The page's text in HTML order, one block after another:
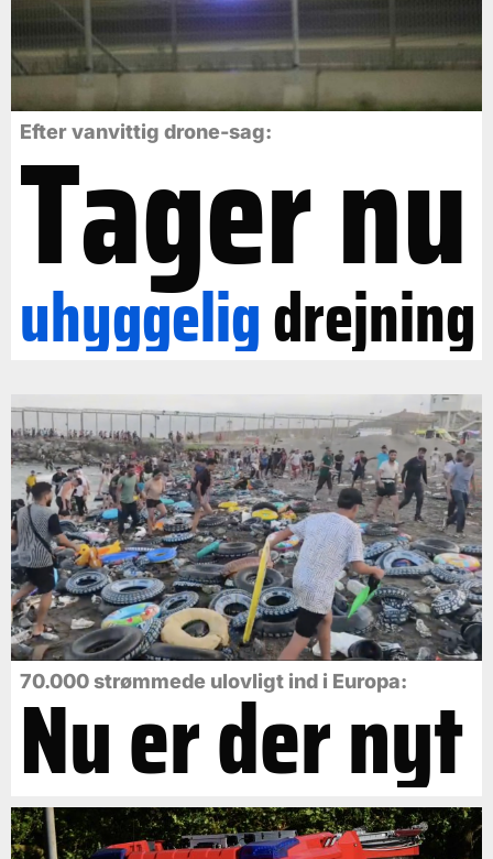
Efter vanvittig drone-sag:
Tager nu
uhyggeligdrejning
70.000 strømmede ulovligt ind i Europa:
Nu er der nyt